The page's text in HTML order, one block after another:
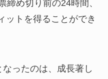
締め切り前の24時間、
ットを得ることができ
なったのは、成長著し